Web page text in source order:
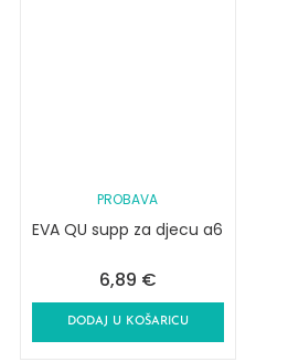
PROBAVA
EVA QU supp za djecu a6
6,89 €
DODAJ U KOŠARICU